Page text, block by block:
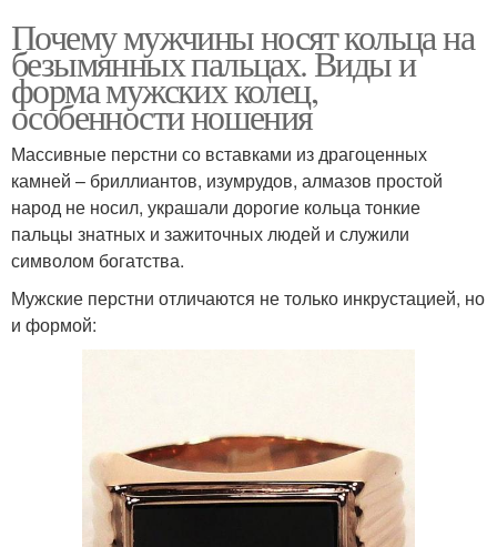
Почему мужчины носят кольца на
безымянных пальцах. Виды и
форма мужских колец,
особенности ношения
Массивные перстни со вставками из драгоценных
камней – бриллиантов, изумрудов, алмазов простой
народ не носил, украшали дорогие кольца тонкие
пальцы знатных и зажиточных людей и служили
символом богатства.
Мужские перстни отличаются не только инкрустацией, но
и формой: